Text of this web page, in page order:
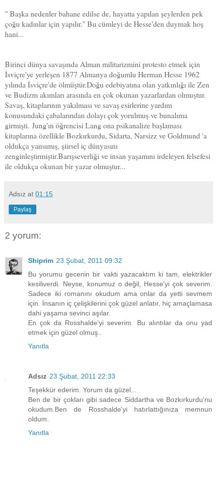
" Başka nedenler bahane edilse de, hayatta yapılan şeylerden pek
çoğu kadınlar için yapılır." Bu cümleyi de Hesse'den duymak hoş
hani...
Birinci dünya savaşında Alman militarizmini protesto etmek için
İsviçre'ye yerleşen 1877 Almanya doğumlu Herman Hesse 1962
yılında İsviçre'de ölmüştür.Doğu edebiyatına olan yatkınlığı ile Zen
ve Budizm akımları arasında en çok okunan yazarlardan olmuştur.
Savaş, kitaplarının yakılması ve savaş esirlerine yardım
konusundaki çabalarından dolayı çok yorulmuş ve bunalıma
girmişti. Jung'ın öğrencisi Lang ona psikanalize başlaması
kitaplarına özellikle Bozkırkurdu, Sidarta, Narsizz ve Goldmund 'a
oldukça yansımış, şiirsel iç dünyasını
zenginleştirmiştir.Barışseverliği ve insan yaşamını irdeleyen felsefesi
ile oldukça okunan bir yazar olmuştur...
Adsız at 01:15
Paylaş
2 yorum:
Shiprim 23 Şubat, 2011 09:32
Bu yorumu gecenin bir vakti yazacaktım ki tam, elektrikler
kesiliverdi. Neyse, konumuz o değil, Hesse'yi çok severim.
Sadece iki romanını okudum ama onlar da yetti sevmem
için. İnsanın iç çelişkilerini çok güzel anlatır, hiç amaçlamasa
dahi yaşama sevinci aşılar.
En çok da Rosshalde'yi severim. Bu alıntılar da onu yad
etmek için güzel olmuş..
Yanıtla
Adsız 23 Şubat, 2011 22:33
Teşekkür ederim. Yorum da güzel...
Ben de bir çokları gibi sadece Siddartha ve Bozkırkurdu'nu
okudum.Ben de Rosshalde'yi hatırlattığınıza memnun
oldum.
Yanıtla